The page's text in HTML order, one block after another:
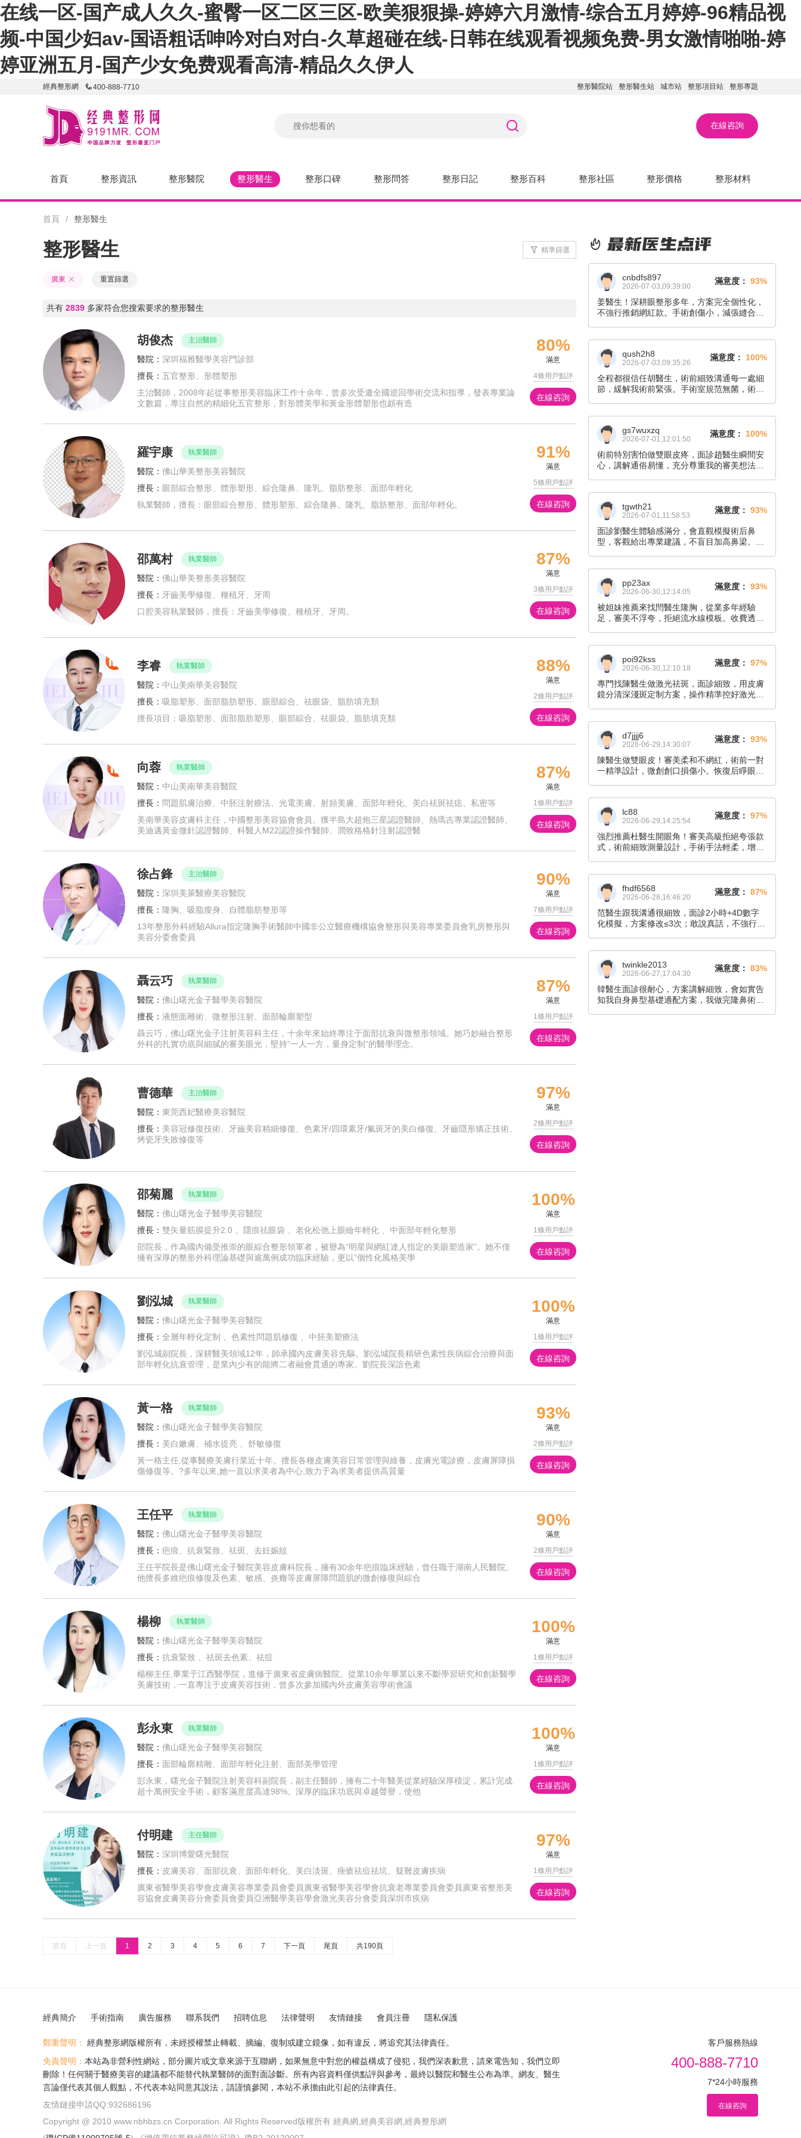
在线一区-国产成人久久-蜜臀一区二区三区-欧美狠狠操-婷婷六月激情-综合五月婷婷-96精品视
频-中国少妇av-国语粗话呻吟对白对白-久草超碰在线-日韩在线观看视频免费-男女激情啪啪-婷
婷亚洲五月-国产少女免费观看高清-精品久久伊人
經典整形網 400-888-7710 整形醫院站 整形醫生站 城市站 整形項目站 整形專題
在線咨詢
首頁 整形資訊 整形醫院 整形醫生 整形口碑 整形問答 整形日記 整形百科 整形社區 整形價格 整形材料
首頁 / 整形醫生
整形醫生 精準篩選
廣東 重置篩選
共有 2839 多家符合您搜索要求的整形醫生
胡俊杰 主治醫師
醫院： 深圳福雅醫學美容門診部
擅長： 五官整形、形體塑形
主治醫師，2008年起從事整形美容臨床工作十余年，曾多次受邀全國巡回學術交流和指導，發表專業論
文數篇，專注自然的精細化五官整形，對形體美學和黃金形體塑形也頗有造
80%
滿意
4條用戶點評
在線咨詢
羅宇康 執業醫師
醫院： 佛山華美整形美容醫院
擅長： 眼部綜合整形、體形塑形、綜合隆鼻、隆乳、脂肪整形、面部年輕化
執業醫師，擅長：眼部綜合整形、體形塑形、綜合隆鼻、隆乳、脂肪整形、面部年輕化。
91%
滿意
5條用戶點評
在線咨詢
邵萬村 執業醫師
醫院： 佛山華美整形美容醫院
擅長： 牙齒美學修復、種植牙、牙周
口腔美容執業醫師，擅長：牙齒美學修復、種植牙、牙周。
87%
滿意
3條用戶點評
在線咨詢
李睿 執業醫師
醫院： 中山美南華美容醫院
擅長： 吸脂塑形、面部脂肪塑形、眼部綜合、祛眼袋、脂肪填充類
擅長項目：吸脂塑形、面部脂肪塑形、眼部綜合、祛眼袋、脂肪填充類
88%
滿意
2條用戶點評
在線咨詢
向蓉 執業醫師
醫院： 中山美南華美容醫院
擅長： 問題肌膚治療、中胚注射療法、光電美膚、射頻美膚、面部年輕化、美白祛斑祛痣、私密等
美南華美容皮膚科主任，中國整形美容協會會員。獲半島大超炮三星認證醫師、熱瑪吉專業認證醫師、
美迪邁黃金微針認證醫師、科醫人M22認證操作醫師、潤致格格針注射認證醫
87%
滿意
1條用戶點評
在線咨詢
徐占鋒 主治醫師
醫院： 深圳美萊醫療美容醫院
擅長： 隆胸、吸脂瘦身、自體脂肪整形等
13年整形外科經驗Allura指定隆胸手術醫師中國非公立醫療機構協會整形與美容專業委員會乳房整形與
美容分委會委員
90%
滿意
7條用戶點評
在線咨詢
聶云巧 執業醫師
醫院： 佛山曙光金子醫學美容醫院
擅長： 液態面雕術、微整形注射、面部輪廓塑型
聶云巧，佛山曙光金子注射美容科主任，十余年來始終專注于面部抗衰與微整形領域。她巧妙融合整形
外科的扎實功底與細膩的審美眼光，堅持“一人一方，量身定制”的醫學理念。
87%
滿意
1條用戶點評
在線咨詢
曹德華 主治醫師
醫院： 東莞西妃醫療美容醫院
擅長： 美容冠修復技術、牙齒美容精細修復、色素牙/四環素牙/氟斑牙的美白修復、牙齒隱形矯正技術、
烤瓷牙失敗修復等
97%
滿意
2條用戶點評
在線咨詢
邵菊麗 執業醫師
醫院： 佛山曙光金子醫學美容醫院
擅長： 雙矢量筋膜提升2.0 、隱痕祛眼袋 、老化松弛上眼瞼年輕化 、中面部年輕化整形
邵院長，作為國內備受推崇的眼綜合整形領軍者，被譽為“明星與網紅達人指定的美眼塑造家”。她不僅
擁有深厚的整形外科理論基礎與逾萬例成功臨床經驗，更以“個性化風格美學
100%
滿意
1條用戶點評
在線咨詢
劉泓城 執業醫師
醫院： 佛山曙光金子醫學美容醫院
擅長： 全層年輕化定制 、色素性問題肌修復 、中胚美塑療法
劉泓城副院長，深耕醫美領域12年，師承國內皮膚美容先驅。劉泓城院長精研色素性疾病綜合治療與面
部年輕化抗衰管理，是業內少有的能將二者融會貫通的專家。劉院長深諳色素
100%
滿意
1條用戶點評
在線咨詢
黃一格 執業醫師
醫院： 佛山曙光金子醫學美容醫院
擅長： 美白嫩膚、補水提亮 、舒敏修復
黃一格主任,從事醫療美膚行業近十年。擅長各種皮膚美容日常管理與維養，皮膚光電診療，皮膚屏障損
傷修復等。?多年以來,她一直以求美者為中心,致力于為求美者提供高質量
93%
滿意
2條用戶點評
在線咨詢
王任平 執業醫師
醫院： 佛山曙光金子醫學美容醫院
擅長： 疤痕、抗衰緊致、祛斑、去妊娠紋
王任平院長是佛山曙光金子醫院美容皮膚科院長，擁有30余年疤痕臨床經驗，曾任職于湖南人民醫院。
他擅長多維疤痕修復及色素、敏感、炎癥等皮膚屏障問題肌的微創修復與綜合
90%
滿意
2條用戶點評
在線咨詢
楊柳 執業醫師
醫院： 佛山曙光金子醫學美容醫院
擅長： 抗衰緊致 、祛斑去色素、祛痘
楊柳主任,畢業于江西醫學院，進修于廣東省皮膚病醫院。從業10余年畢業以來不斷學習研究和創新醫學
美膚技術，一直專注于皮膚美容技術，曾多次參加國內外皮膚美容學術會議
100%
滿意
1條用戶點評
在線咨詢
彭永東 執業醫師
醫院： 佛山曙光金子醫學美容醫院
擅長： 面部輪廓精雕、面部年輕化注射、面部美學管理
彭永東，曙光金子醫院注射美容科副院長，副主任醫師，擁有二十年醫美從業經驗深厚積淀，累計完成
超十萬例安全手術，顧客滿意度高達98%。深厚的臨床功底與卓越聲譽，使他
100%
滿意
1條用戶點評
在線咨詢
付明建 主任醫師
醫院： 深圳博愛曙光醫院
擅長： 皮膚美容、面部抗衰、面部年輕化、美白淡斑、痤瘡祛痘祛坑、疑難皮膚疾病
廣東省醫學美容學會皮膚美容專業委員會委員廣東省醫學美容學會抗衰老專業委員會委員廣東省整形美
容協會皮膚美容分會委員會委員亞洲醫學美容學會激光美容分會委員深圳市疾病
97%
滿意
1條用戶點評
在線咨詢
首頁 上一頁 1 2 3 4 5 6 7 下一頁 尾頁 共190頁
cnbdfs897
2026-07-03,09:39:00
滿意度： 93%
姜醫生！深耕眼整形多年，方案完全個性化，
不強行推銷網紅款。手術創傷小，減張縫合降
qush2h8
2026-07-03,09:35:26
滿意度： 100%
全程都很信任胡醫生，術前細致溝通每一處細
節，緩解我術前緊張。手術室規范無菌，術中
真心推薦。gs7wuxzq
2026-07-01,12:01:50
滿意度： 100%
術前特別害怕做雙眼皮疼，面診趙醫生瞬間安
心，講解通俗易懂，充分尊重我的審美想法。
tgwth21
2026-07-01,11:58:53
滿意度： 93%
面診劉醫生體驗感滿分，會直觀模擬術后鼻
型，客觀給出專業建議，不盲目加高鼻梁。手
pp23ax
2026-06-30,12:14:05
滿意度： 93%
被姐妹推薦來找閆醫生隆胸，從業多年經驗
足，審美不浮夸，拒絕流水線模板。收費透明
poi92kss
2026-06-30,12:10:18
滿意度： 97%
專門找陳醫生做激光祛斑，面診細致，用皮膚
鏡分清深淺斑定制方案，操作精準控好激光能
d7jjjj6
2026-06-29,14:30:07
滿意度： 93%
陳醫生做雙眼皮！審美柔和不網紅，術前一對
一精準設計，微創創口損傷小。恢復后睜眼有
lc88
2026-06-29,14:25:54
滿意度： 97%
強烈推薦杜醫生開眼角！審美高級拒絕夸張款
式，術前細致測量設計，手術手法輕柔，增生
fhdf6568
2026-06-28,16:46:20
滿意度： 87%
范醫生跟我溝通很細致，面診2小時+4D數字
化模擬，方案修改≤3次；敢說真話，不強行推
twinkle2013
2026-06-27,17:04:30
滿意度： 83%
韓醫生面診很耐心，方案講解細致，會如實告
知我自身鼻型基礎適配方案，我做完隆鼻術后
經典簡介 手術指南 廣告服務 聯系我們 招聘信息 法律聲明 友情鏈接 會員注冊 隱私保護
鄭重聲明：
經典整形網版權所有，未經授權禁止轉載、摘編、復制或建立鏡像，如有違反，將追究其法律責任。
免責聲明： 本站為非營利性網站，部分圖片或文章來源于互聯網，如果無意中對您的權益構成了侵犯，我們深表歉意，請來電告知，我們立即
刪除！任何關于醫療美容的建議都不能替代執業醫師的面對面診斷。所有內容資料僅供點評與參考，最終以醫院和醫生公布為準。網友、醫生
言論僅代表其個人觀點，不代表本站同意其說法，請謹慎參閱，本站不承擔由此引起的法律責任。
友情鏈接申請QQ:932686196
Copyright @ 2010 www.nbhbzs.cn Corporation. All Rights Reserved版權所有 經典網,經典美容網,經典整形網
客戶服務熱線
400-888-7710
7*24小時服務
在線咨詢